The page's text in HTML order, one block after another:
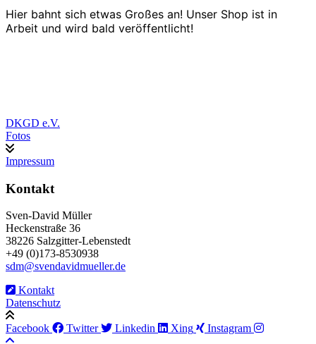
Hier bahnt sich etwas Großes an! Unser Shop ist in
Arbeit und wird bald veröffentlicht!
DKGD e.V.
Fotos
Impressum
Kontakt
Sven-David Müller
Heckenstraße 36
38226 Salzgitter-Lebenstedt
+49 (0)173-8530938
sdm@svendavidmueller.de
Kontakt
Datenschutz
Facebook Twitter Linkedin Xing Instagram